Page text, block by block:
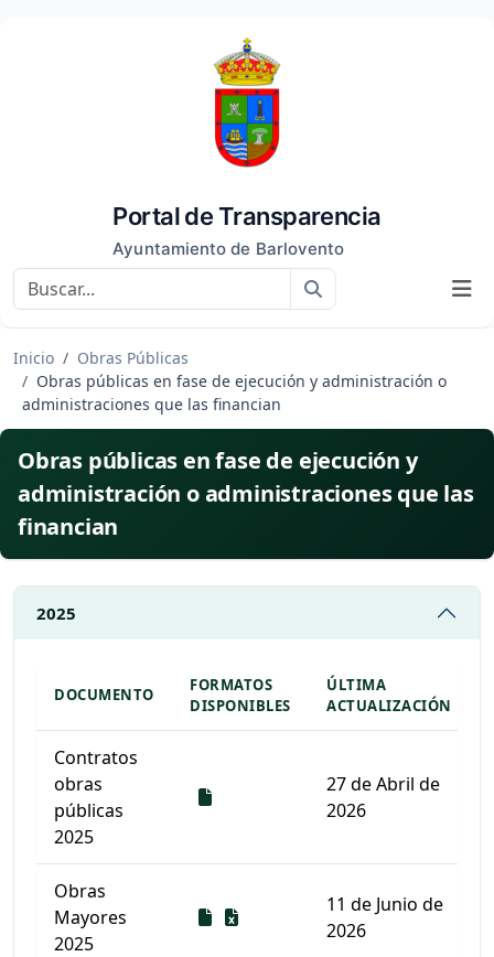
Portal de Transparencia
Ayuntamiento de Barlovento
Inicio
Obras Públicas
Obras públicas en fase de ejecución y administración o
administraciones que las financian
Obras públicas en fase de ejecución y
administración o administraciones que las
financian
2025
DOCUMENTO
FORMATOS
DISPONIBLES
ÚLTIMA
ACTUALIZACIÓN
Contratos
obras
públicas
2025
Descarga
27 de Abril de
2026
Obras
Mayores
2025
Descarga
Descarga
11 de Junio de
2026